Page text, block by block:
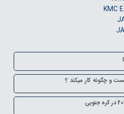
و چگونه کار میکند ؟